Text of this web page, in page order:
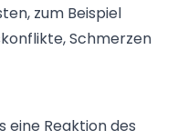
zum Beispiel
Schmerzen
eine Reaktion des